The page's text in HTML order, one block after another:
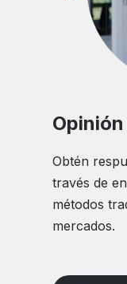
Opinión
Obtén
través de
métodos
mercados.